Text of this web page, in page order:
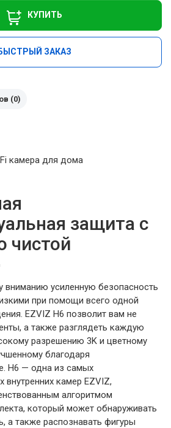
КУПИТЬ
БЫСТРЫЙ ЗАКАЗ
(0)
камера для дома
защита с
чистой
вниманию усиленную безопасность
при помощи всего одной
EZVIZ H6 позволит вам не
а также разглядеть каждую
разрешению 3K и цветному
благодаря
H6 — одна из самых
камер EZVIZ,
алгоритмом
который может обнаруживать
а также распознавать фигуры